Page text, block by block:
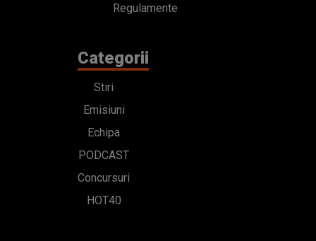
Regulamente
Categorii
Stiri
Emisiuni
Echipa
PODCAST
Concursuri
HOT40